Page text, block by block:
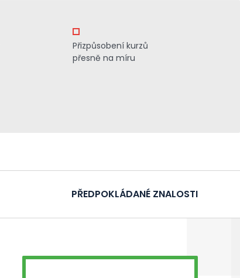
Přizpůsobení kurzů
přesně na míru
PŘEDPOKLÁDANÉ ZNALOSTI